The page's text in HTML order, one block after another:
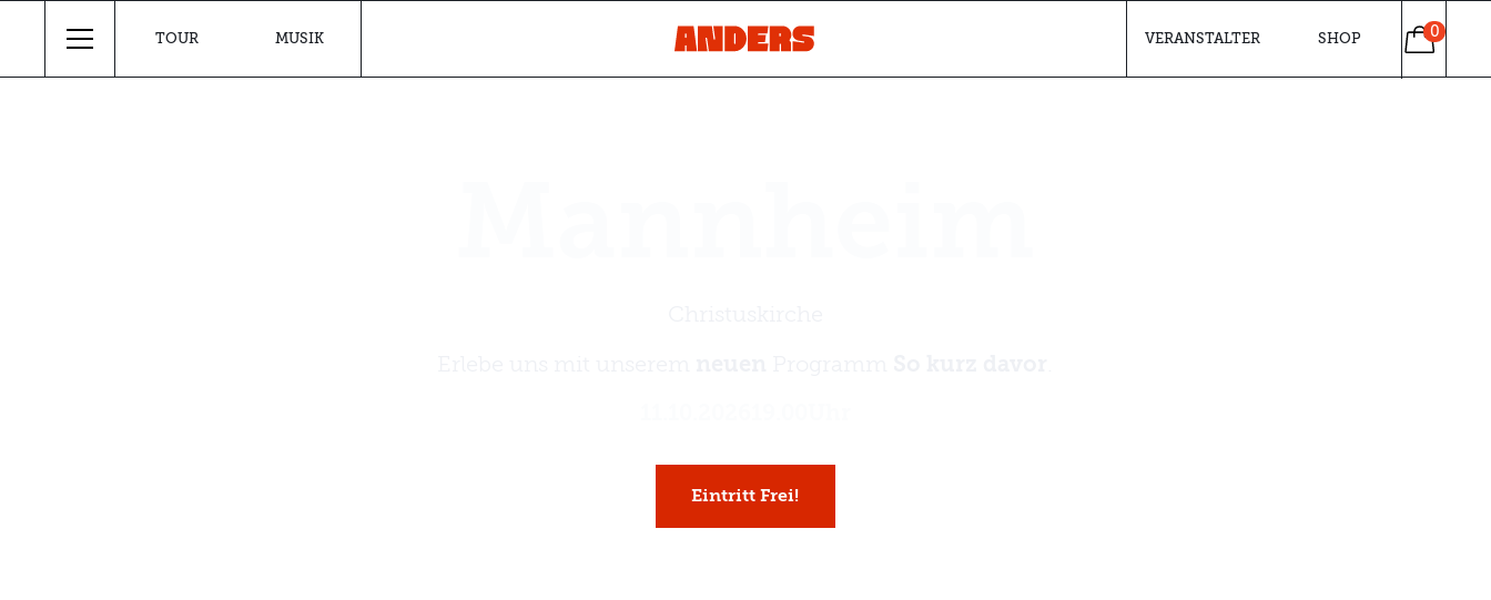
TOUR MUSIK VERANSTALTER SHOP 0
Eintritt Frei!